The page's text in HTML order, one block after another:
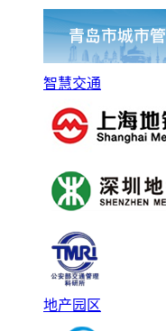
智慧交通
地产园区